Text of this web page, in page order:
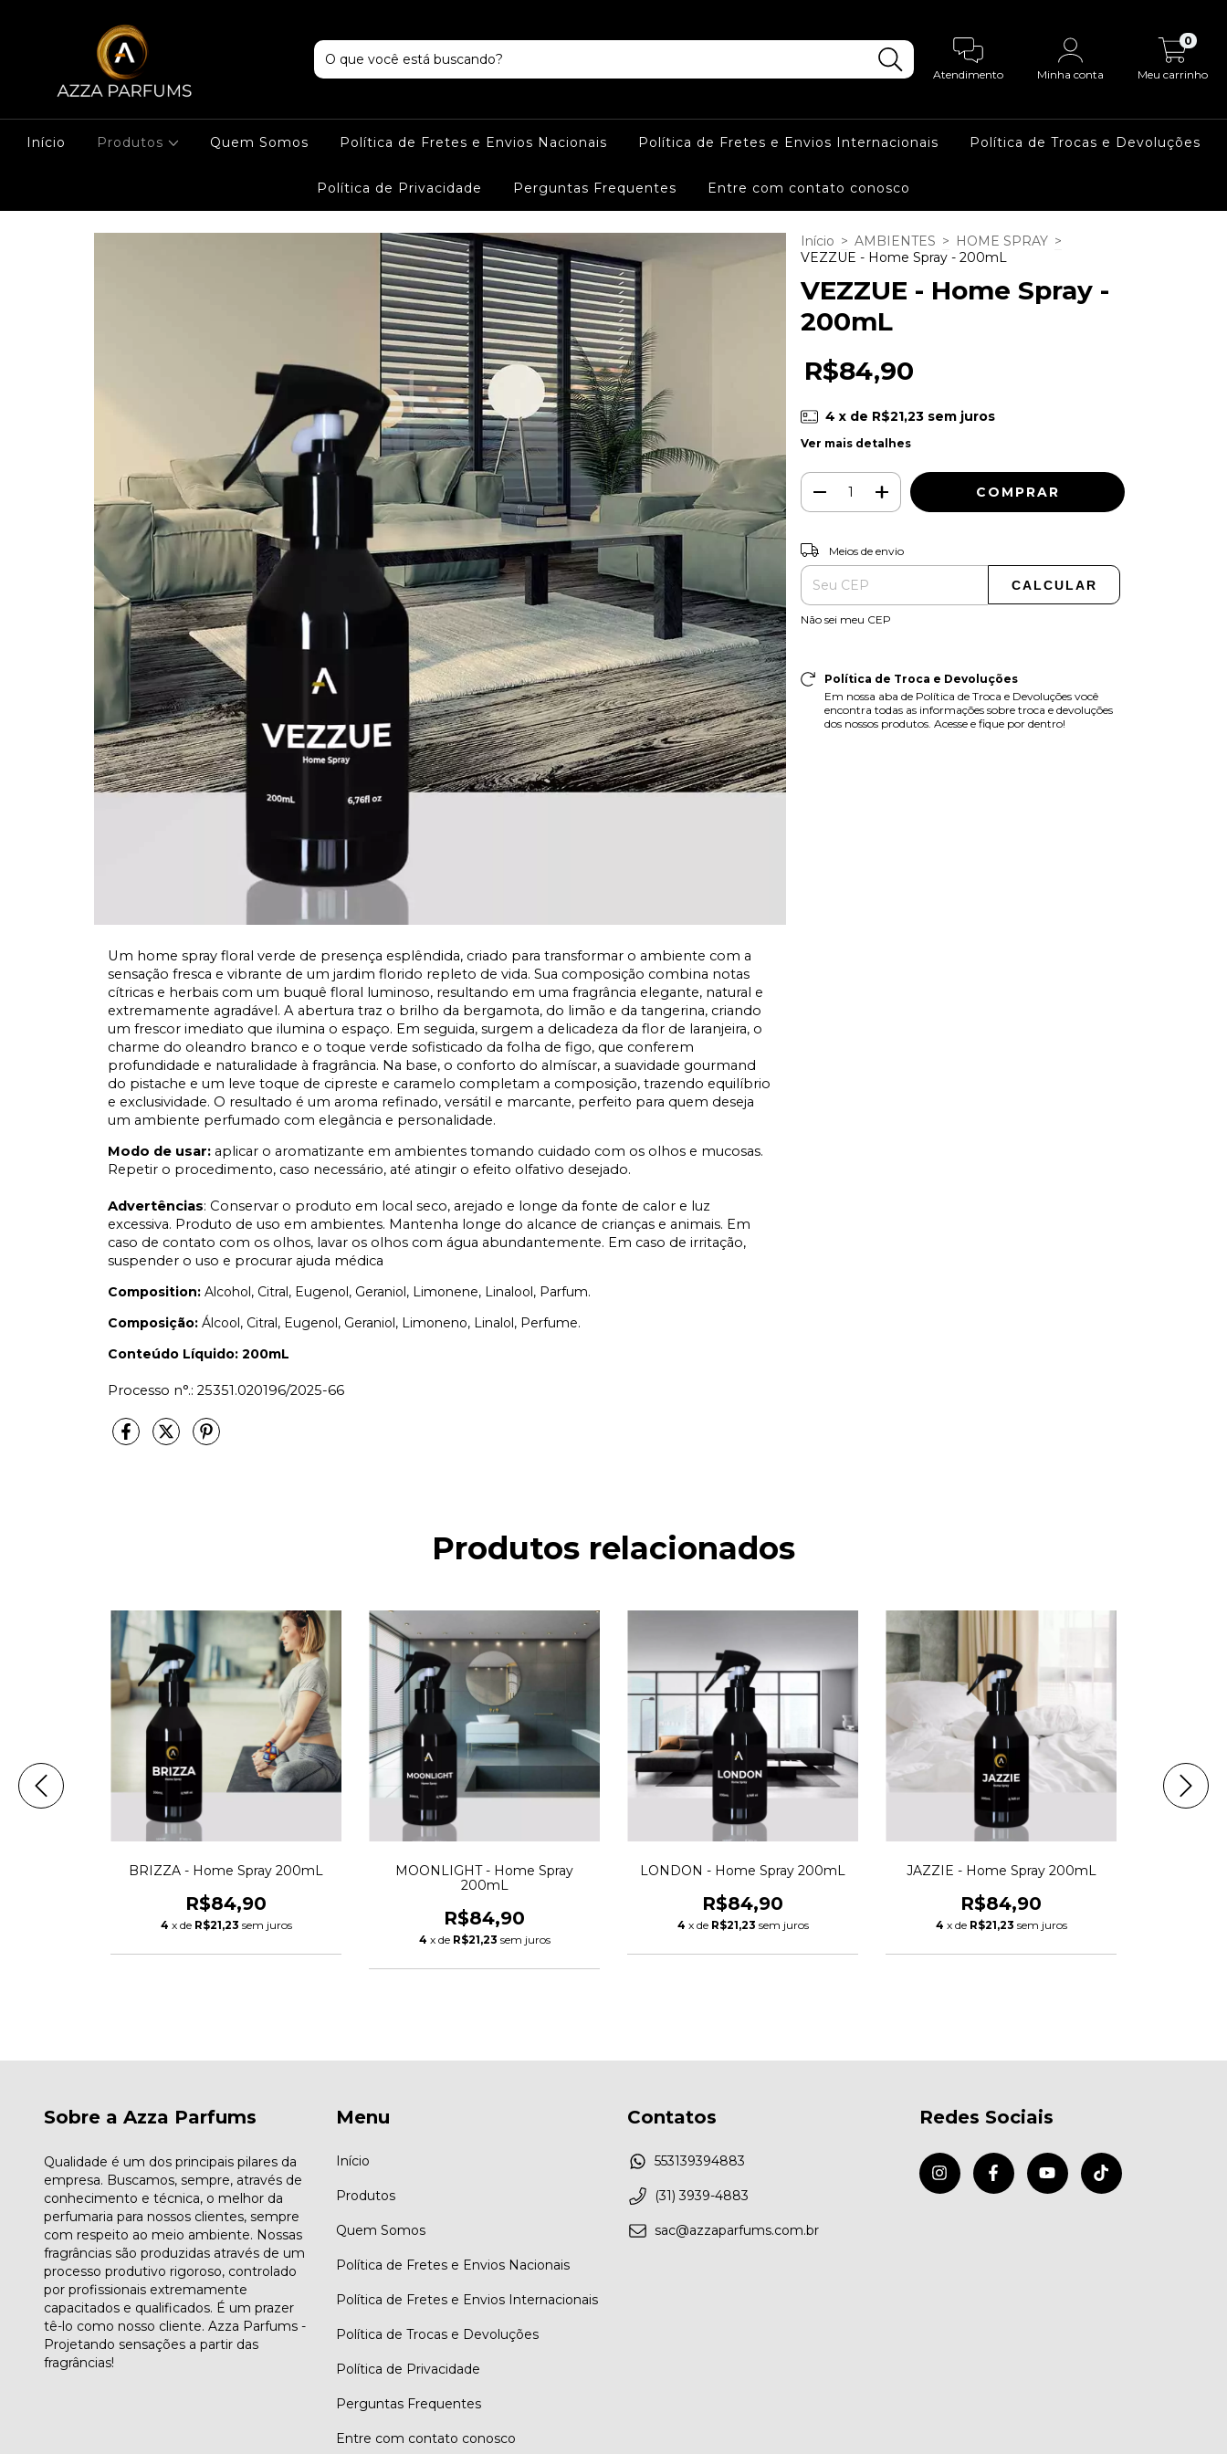
Atendimento Minha conta Meu carrinho
0
Início Produtos Quem Somos Política de Fretes e Envios Nacionais Política de Fretes e Envios Internacionais Política de Trocas e Devoluções
Política de Privacidade Perguntas Frequentes Entre com contato conosco
Um home spray floral verde de presença esplêndida, criado para transformar o ambiente com a
sensação fresca e vibrante de um jardim florido repleto de vida. Sua composição combina notas
cítricas e herbais com um buquê floral luminoso, resultando em uma fragrância elegante, natural e
extremamente agradável. A abertura traz o brilho da bergamota, do limão e da tangerina, criando
um frescor imediato que ilumina o espaço. Em seguida, surgem a delicadeza da flor de laranjeira, o
charme do oleandro branco e o toque verde sofisticado da folha de figo, que conferem
profundidade e naturalidade à fragrância. Na base, o conforto do almíscar, a suavidade gourmand
do pistache e um leve toque de cipreste e caramelo completam a composição, trazendo equilíbrio
e exclusividade. O resultado é um aroma refinado, versátil e marcante, perfeito para quem deseja
um ambiente perfumado com elegância e personalidade.
Modo de usar: aplicar o aromatizante em ambientes tomando cuidado com os olhos e mucosas.
Repetir o procedimento, caso necessário, até atingir o efeito olfativo desejado.
Advertências: Conservar o produto em local seco, arejado e longe da fonte de calor e luz
excessiva. Produto de uso em ambientes. Mantenha longe do alcance de crianças e animais. Em
caso de contato com os olhos, lavar os olhos com água abundantemente. Em caso de irritação,
suspender o uso e procurar ajuda médica
Composition: Alcohol, Citral, Eugenol, Geraniol, Limonene, Linalool, Parfum.
Composição: Álcool, Citral, Eugenol, Geraniol, Limoneno, Linalol, Perfume.
Conteúdo Líquido: 200mL
Processo n°.: 25351.020196/2025-66
Início > AMBIENTES > HOME SPRAY >
VEZZUE - Home Spray - 200mL
VEZZUE - Home Spray -
200mL
R$84,90
4 x de R$21,23 sem juros
Ver mais detalhes
Entregas para o CEP:
Meios de envio
CALCULAR
Não sei meu CEP
Política de Troca e Devoluções
Em nossa aba de Política de Troca e Devoluções você
encontra todas as informações sobre troca e devoluções
dos nossos produtos. Acesse e fique por dentro!
Produtos relacionados
BRIZZA - Home Spray 200mL
R$84,90
4 x de R$21,23 sem juros
MOONLIGHT - Home Spray
200mL
R$84,90
4 x de R$21,23 sem juros
LONDON - Home Spray 200mL
R$84,90
4 x de R$21,23 sem juros
JAZZIE - Home Spray 200mL
R$84,90
4 x de R$21,23 sem juros
Sobre a Azza Parfums
Qualidade é um dos principais pilares da
empresa. Buscamos, sempre, através de
conhecimento e técnica, o melhor da
perfumaria para nossos clientes, sempre
com respeito ao meio ambiente. Nossas
fragrâncias são produzidas através de um
processo produtivo rigoroso, controlado
por profissionais extremamente
capacitados e qualificados. É um prazer
tê-lo como nosso cliente. Azza Parfums -
Projetando sensações a partir das
fragrâncias!
Menu
Início
Produtos
Quem Somos
Política de Fretes e Envios Nacionais
Política de Fretes e Envios Internacionais
Política de Trocas e Devoluções
Política de Privacidade
Perguntas Frequentes
Entre com contato conosco
Contatos
553139394883
(31) 3939-4883
sac@azzaparfums.com.br
Redes Sociais